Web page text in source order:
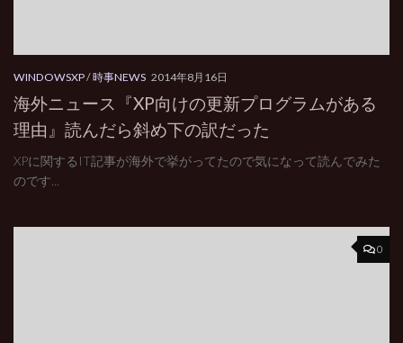
WINDOWSXP/時事NEWS 2014年8月16日
海外ニュース『XP向けの更新プログラムがある
理由』読んだら斜め下の訳だった
XPに関するIT記事が海外で挙がってたので気になって読んでみた
のです...
0